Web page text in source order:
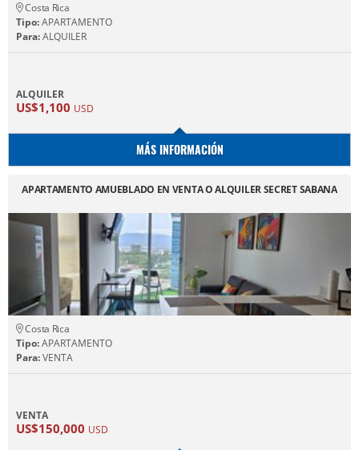
Costa Rica
Tipo:APARTAMENTO
Para:ALQUILER
ALQUILER
US$1,100 USD
MÁS INFORMACIÓN
APARTAMENTO AMUEBLADO EN VENTA O ALQUILER SECRET SABANA
Costa Rica
Tipo:APARTAMENTO
Para:VENTA
VENTA
US$150,000 USD